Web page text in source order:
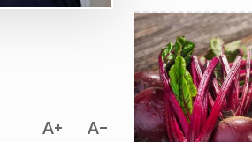
დეპარტამენტის
სანაპირო
აგვისტოს ომში
ხსოვნას პატივი